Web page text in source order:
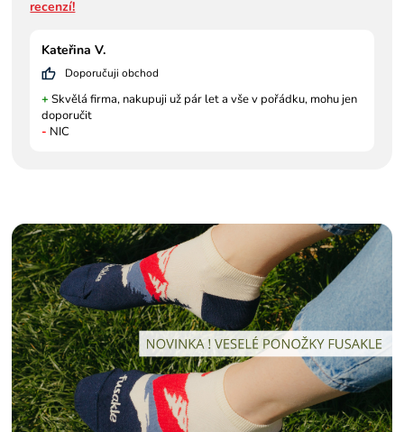
recenzí!
Kateřina V.
Doporučuji obchod
+ Skvělá firma, nakupuji už pár let a vše v pořádku, mohu jen
doporučit
- NIC